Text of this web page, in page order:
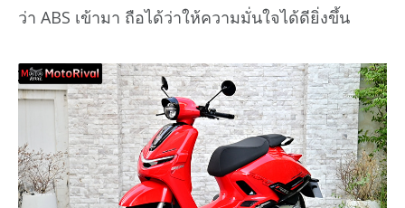
ว่า ABS เข้ามา ถือได้ว่าให้ความมั่นใจได้ดียิ่งขึ้น